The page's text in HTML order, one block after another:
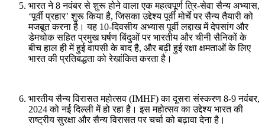
भारत ने 8 नवंबर से शुरू होने वाला एक महत्वपूर्ण त्रि-सेवा सैन्य अभ्यास,
‘पूर्वी प्रहार’ शुरू किया है, जिसका उद्देश्य पूर्वी मोर्चे पर सैन्य तैयारी को
मजबूत करना है। यह 10-दिवसीय अभ्यास पूर्वी लद्दाख में देपसांग और
डेमचोक सहित प्रमुख घर्षण बिंदुओं पर भारतीय और चीनी सैनिकों के
बीच हाल ही में हुई वापसी के बाद है, और बढ़ी हुई रक्षा क्षमताओं के लिए
भारत की प्रतिबद्धता को रेखांकित करता है।
भारतीय सैन्य विरासत महोत्सव (IMHF) का दूसरा संस्करण 8-9 नवंबर,
2024 को नई दिल्ली में हो रहा है। इस महोत्सव का उद्देश्य भारत की
राष्ट्रीय सुरक्षा और सैन्य विरासत पर चर्चा को बढ़ावा देना है।